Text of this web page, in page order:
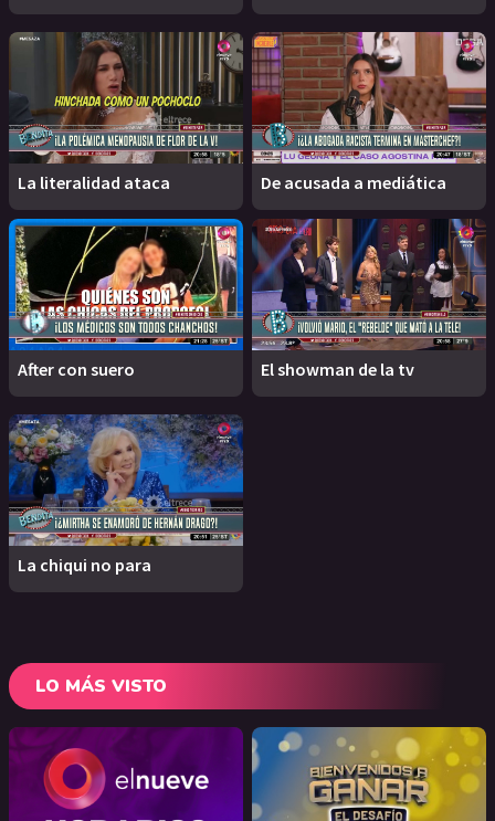
La literalidad ataca De acusada a mediática
After con suero El showman de la tv
La chiqui no para
LO MÁS VISTO